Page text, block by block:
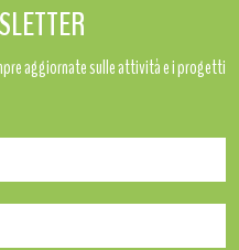
aggiornate sulle attività e i progetti